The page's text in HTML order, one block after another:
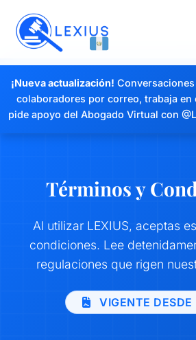
¡Nueva actualización!
colaboradores por correo, trabaja en
pide apoyo del Abogado Virtual con
Términos y
Al utilizar LEXIUS, aceptas
condiciones. Lee
regulaciones que rigen
VIGENTE